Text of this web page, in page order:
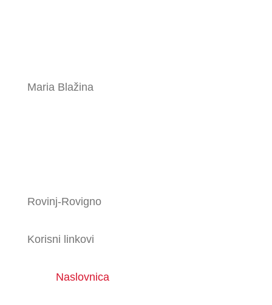
Maria Blažina
Rovinj-Rovigno
Korisni linkovi
Naslovnica